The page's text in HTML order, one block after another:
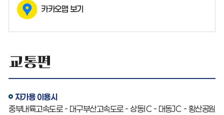
카카오맵 보기
교통편
자가용 이용시
중부내륙고속도로 - 대구부산고속도로 - 상동IC - 대동JC - 황산공원